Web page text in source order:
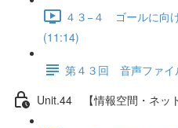
４３−４ ゴールに向
(11:14)
第４３回 音声ファイ
Unit.44 【情報空間・ネッ